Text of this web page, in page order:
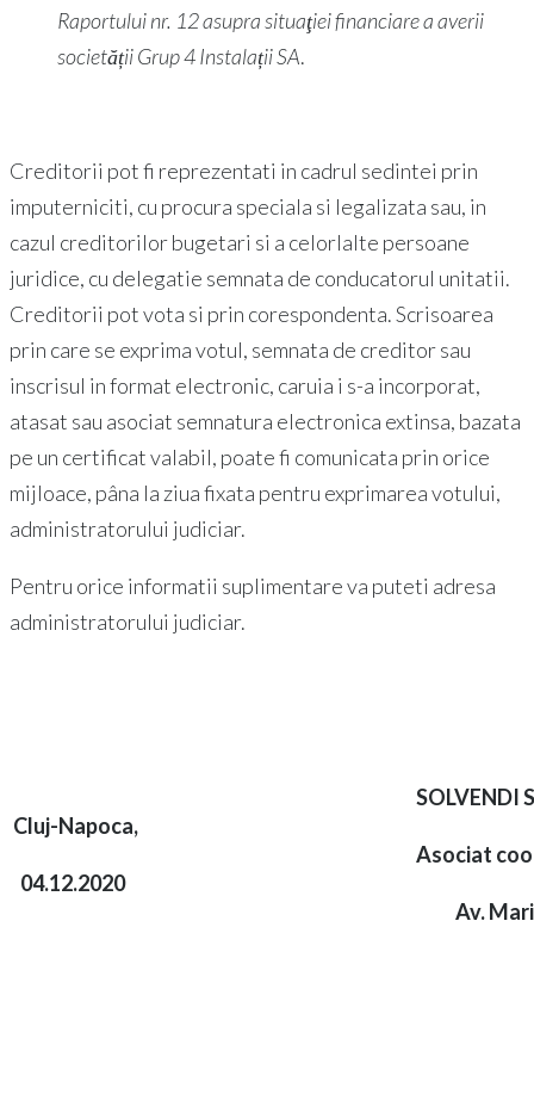
Raportului nr. 12 asupra situaţiei financiare a averii
societății Grup 4 Instalații SA.
Creditorii pot fi reprezentati in cadrul sedintei prin
imputerniciti, cu procura speciala si legalizata sau, in
cazul creditorilor bugetari si a celorlalte persoane
juridice, cu delegatie semnata de conducatorul unitatii.
Creditorii pot vota si prin corespondenta. Scrisoarea
prin care se exprima votul, semnata de creditor sau
inscrisul in format electronic, caruia i s-a incorporat,
atasat sau asociat semnatura electronica extinsa, bazata
pe un certificat valabil, poate fi comunicata prin orice
mijloace, pâna la ziua fixata pentru exprimarea votului,
administratorului judiciar.
Pentru orice informatii suplimentare va puteti adresa
administratorului judiciar.
Cluj-Napoca,
04.12.2020
SOLVENDI
Asociat
Av. Marius